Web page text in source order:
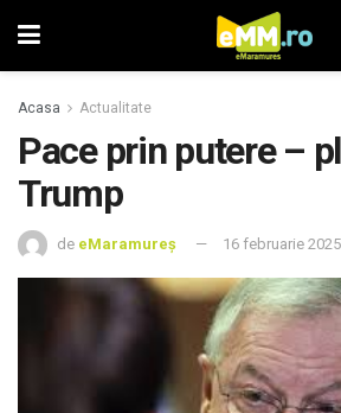
Acasa Actualitate
Pace prin putere –
Trump
de eMaramureș 16 februarie 2025